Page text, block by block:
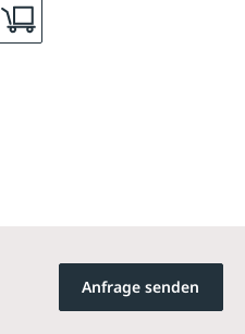
Anfrage senden